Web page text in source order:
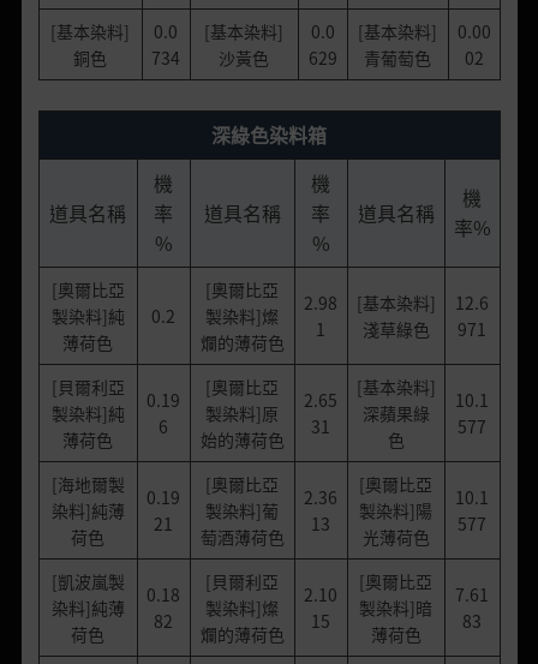
[基本染料]
銅色
0.0
734
[基本染料]
沙黃色
0.0
629
[基本染料]
青葡萄色
0.00
02
深綠色染料箱
道具名稱
機
率
%
道具名稱
機
率
%
道具名稱
機
率%
[奧爾比亞
製染料]純
薄荷色
0.2
[奧爾比亞
製染料]燦
爛的薄荷色
2.98
1
[基本染料]
淺草綠色
12.6
971
[貝爾利亞
製染料]純
薄荷色
0.19
6
[奧爾比亞
製染料]原
始的薄荷色
2.65
31
[基本染料]
深蘋果綠
色
10.1
577
[海地爾製
染料]純薄
荷色
0.19
21
[奧爾比亞
製染料]葡
萄酒薄荷色
2.36
13
[奧爾比亞
製染料]陽
光薄荷色
10.1
577
[凱波嵐製
染料]純薄
荷色
0.18
82
[貝爾利亞
製染料]燦
爛的薄荷色
2.10
15
[奧爾比亞
製染料]暗
薄荷色
7.61
83